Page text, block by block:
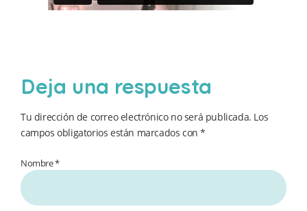
Deja una respuesta
Tu dirección de correo electrónico no será publicada. Los
campos obligatorios están marcados con*
Nombre *